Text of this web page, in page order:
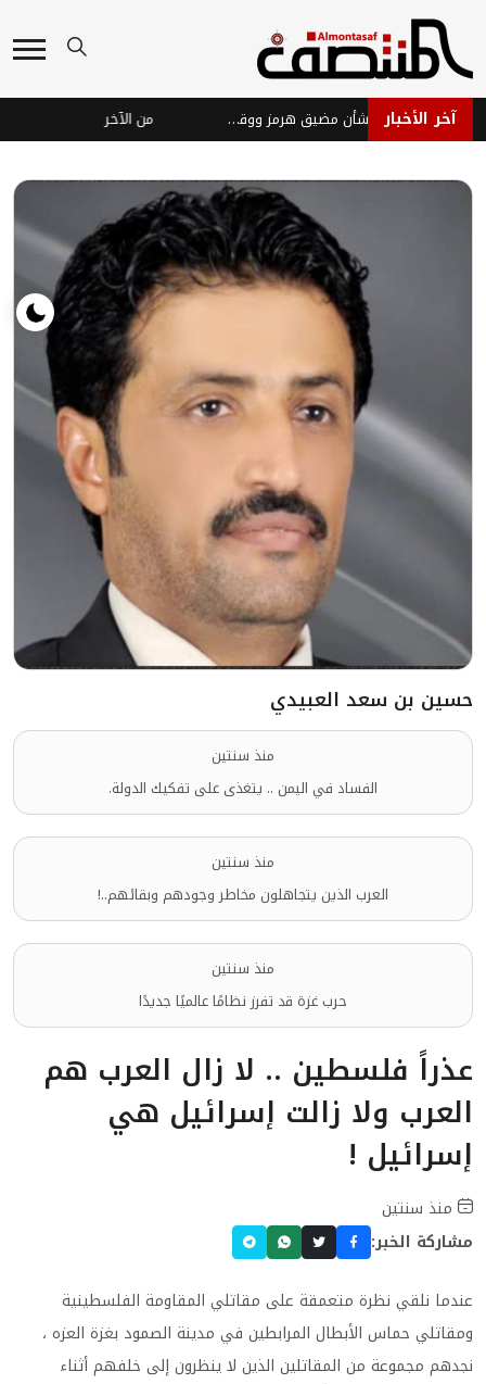
آخر الأخبار مسؤول أميركي: اتفاق وشيك بشأن مضيق هرمز ووقف إطلاق النار مع إيران من الآخر
حسين بن سعد العبيدي
منذ سنتين
الفساد في اليمن .. يتغذى على تفكيك الدولة.
منذ سنتين
العرب الذين يتجاهلون مخاطر وجودهم وبقائهم..!
منذ سنتين
حرب غزة قد تفرز نظامًا عالميًا جديدًا
عذراً فلسطين .. لا زال العرب هم
العرب ولا زالت إسرائيل هي
إسرائيل !
منذ سنتين
مشاركة الخبر:
عندما نلقي نظرة متعمقة على مقاتلي المقاومة الفلسطينية
ومقاتلي حماس الأبطال المرابطين في مدينة الصمود بغزة العزه ،
نجدهم مجموعة من المقاتلين الذين لا ينظرون إلى خلفهم أثناء